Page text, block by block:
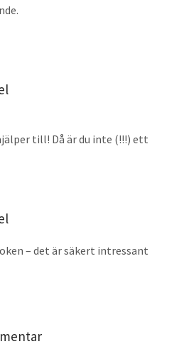
till! Då är du inte (!!!) ett
– det är säkert intressant